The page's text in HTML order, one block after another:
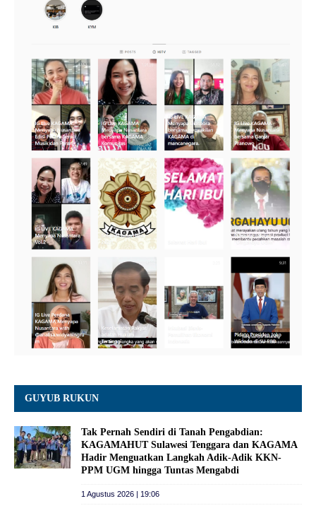
GUYUB RUKUN
Tak Pernah Sendiri di Tanah Pengabdian:
KAGAMAHUT Sulawesi Tenggara dan KAGAMA
Hadir Menguatkan Langkah Adik-Adik KKN-
PPM UGM hingga Tuntas Mengabdi
1 Agustus 2026 | 19:06